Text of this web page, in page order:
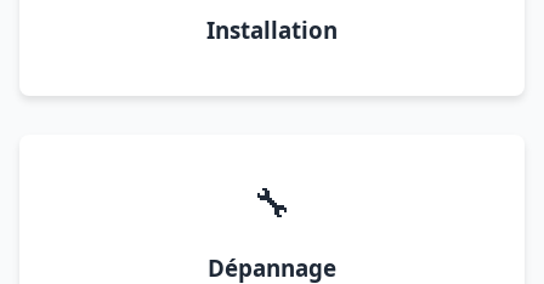
Installation
🔧
Dépannage